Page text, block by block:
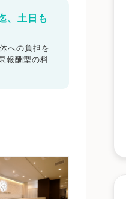
、土日も
への負担を
報酬型の料